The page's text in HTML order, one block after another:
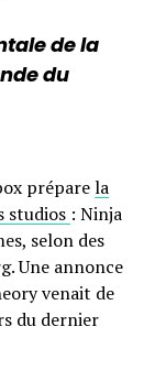
de la
du
préparela
studios : Ninja
selon des
Une annonce
venait de
du dernier